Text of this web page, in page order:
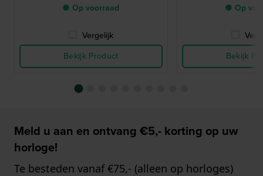
● Op voorraad
Vergelijk
Bekijk Product
● Op
Bekijk
Meld u aan en ontvang €5,- korting op uw
horloge!
Te besteden vanaf €75,- (alleen op horloges)